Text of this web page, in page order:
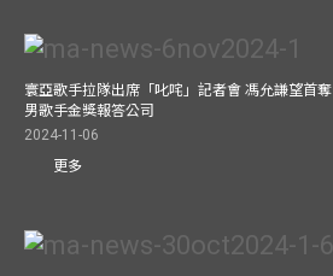
寰亞歌手拉隊出席「叱咤」記者會 馮允謙望首奪
男歌手金獎報答公司
2024-11-06
更多